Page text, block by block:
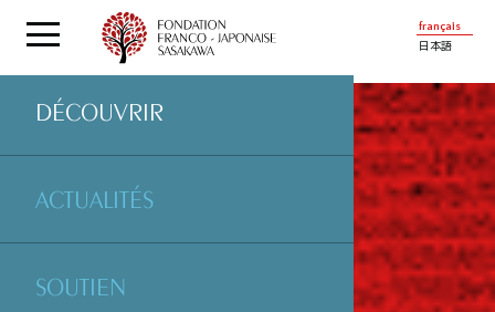
français
日本語
DÉCOUVRIR
ACTUALITÉS
SOUTIEN